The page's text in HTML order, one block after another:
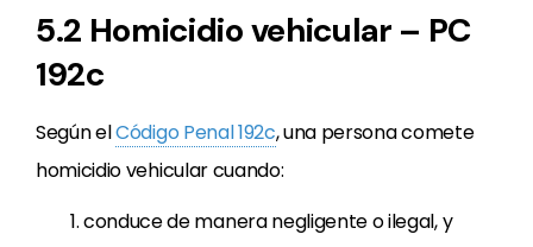
5.2 Homicidio vehicular – PC
192c
Según elCódigo Penal 192c, una persona comete
homicidio vehicular cuando:
conduce de manera negligente o ilegal, y